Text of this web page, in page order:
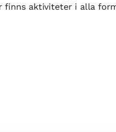
finns aktiviteter i alla